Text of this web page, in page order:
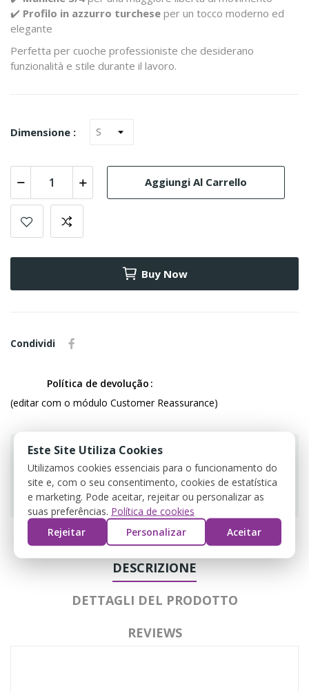
✔️ Profilo in azzurro turchese per un tocco moderno ed
elegante
Perfetta per cuoche professioniste che desiderano
funzionalità e stile durante il lavoro.
Dimensione :
Aggiungi Al Carrello
Buy Now
Condividi
Política de devolução
(editar com o módulo Customer Reassurance)
Guarantee safe & secure checkout
DESCRIZIONE
DETTAGLI DEL PRODOTTO
REVIEWS
Este Site Utiliza Cookies
Utilizamos cookies essenciais para o funcionamento do
site e, com o seu consentimento, cookies de estatística
e marketing. Pode aceitar, rejeitar ou personalizar as
suas preferências. Política de cookies
Rejeitar
Personalizar Aceitar